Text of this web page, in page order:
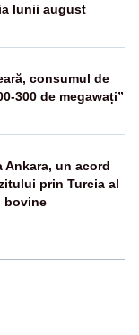
lunii august
consumul de
300 de megawați”
Ankara, un acord
prin Turcia al
bovine